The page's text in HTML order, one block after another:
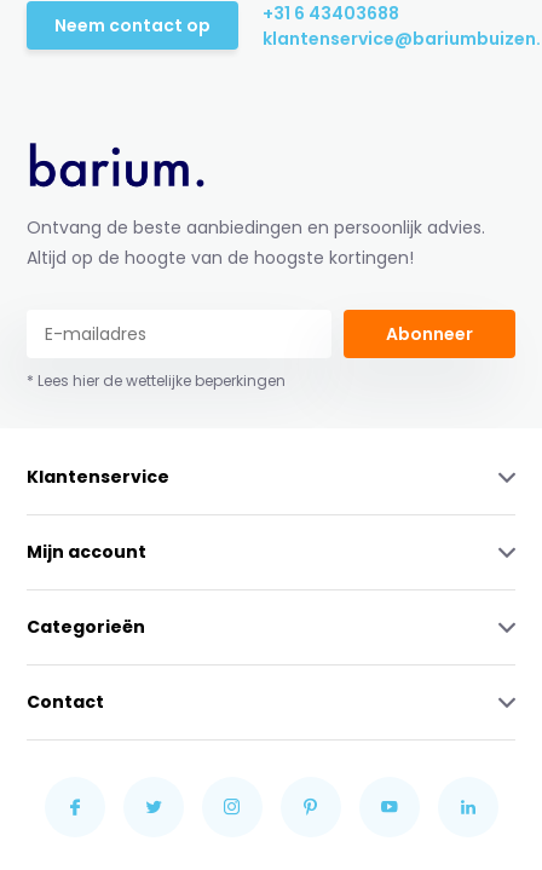
Neem contact op
+31 6 43403688
Ontvang de beste aanbiedingen en persoonlijk advies.
Altijd op de hoogte van de hoogste kortingen!
Abonneer
* Lees hier de wettelijke beperkingen
Klantenservice
Mijn account
Categorieën
Contact